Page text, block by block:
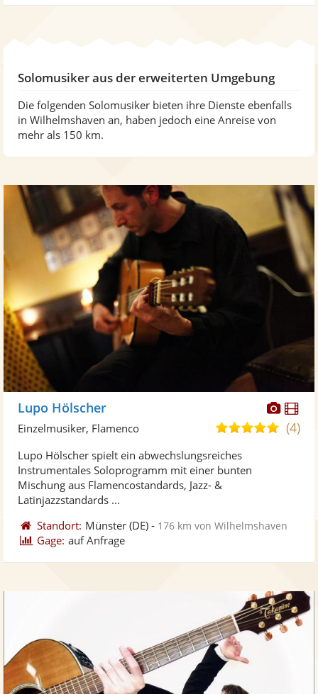
Solomusiker aus der erweiterten Umgebung
Die folgenden Solomusiker bieten ihre Dienste ebenfalls
in Wilhelmshaven an, haben jedoch eine Anreise von
mehr als 150 km.
Lupo Hölscher
4,9(4)
Einzelmusiker, Flamenco
Lupo Hölscher spielt ein abwechslungsreiches
Instrumentales Soloprogramm mit einer bunten
Mischung aus Flamencostandards, Jazz- &
Latinjazzstandards ...
Standort: Münster (DE) - 176 km von Wilhelmshaven
Gage: auf Anfrage